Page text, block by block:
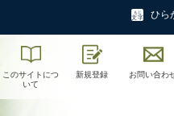
ひら
このサイトにつ
いて
新規登録 お問い合わ